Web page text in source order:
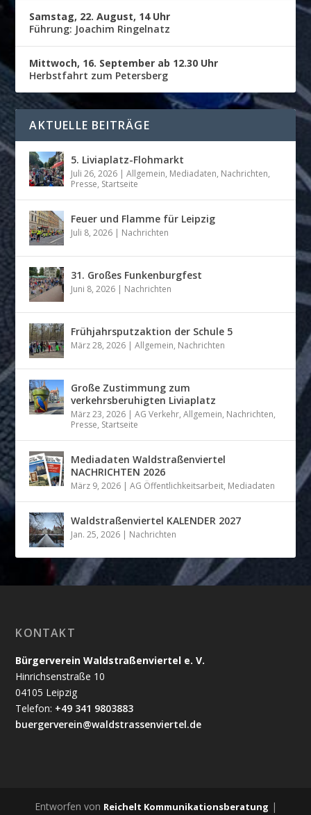
Samstag, 22. August, 14 Uhr
Führung: Joachim Ringelnatz
Mittwoch, 16. September ab 12.30 Uhr
Herbstfahrt zum Petersberg
AKTUELLE BEITRÄGE
5. Liviaplatz-Flohmarkt
Juli 26, 2026 |Allgemein, Mediadaten, Nachrichten,
Presse, Startseite
Feuer und Flamme für Leipzig
Juli 8, 2026 | Nachrichten
31. Großes Funkenburgfest
Juni 8, 2026 | Nachrichten
Frühjahrsputzaktion der Schule 5
März 28, 2026 |Allgemein, Nachrichten
Große Zustimmung zum
verkehrsberuhigten Liviaplatz
März 23, 2026 |AG Verkehr,Allgemein, Nachrichten,
Presse, Startseite
Mediadaten Waldstraßenviertel
NACHRICHTEN 2026
März 9, 2026 |AG Öffentlichkeitsarbeit, Mediadaten
Waldstraßenviertel KALENDER 2027
Jan. 25, 2026 | Nachrichten
KONTAKT
Bürgerverein Waldstraßenviertel e. V.
Hinrichsenstraße 10
04105 Leipzig
Telefon: +49 341 9803883
buergerverein@waldstrassenviertel.de
Entworfen von Reichelt Kommunikationsberatung |